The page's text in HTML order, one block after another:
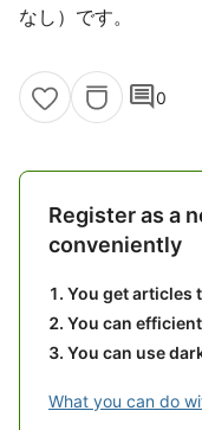
なし）です。
comment0
Register as a
conveniently
You get articles
You can
You can use
What you can do